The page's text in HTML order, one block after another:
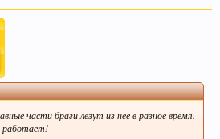
при прочтении
(оставленной другими
части браги лезут из нее в разное время.
работает!